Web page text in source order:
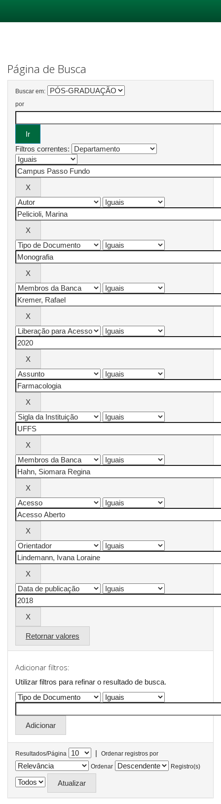
Página de Busca
Buscar em:
por
Filtros correntes:
Retornar valores
Adicionar filtros:
Utilizar filtros para refinar o resultado de busca.
Resultados/Página |
Ordenar registros por
Ordenar
Registro(s)